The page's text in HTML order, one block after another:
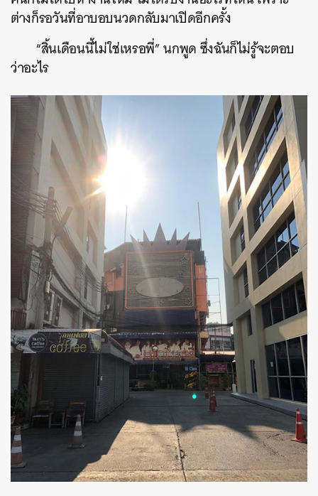
ต่างก็รอวันที่อาบอบนวดกลับมาเปิดอีกครั้ง
“สิ้นเดือนนี้ไม่ใช่เหรอพี่” นกพูด ซึ่งฉันก็ไม่รู้จะตอบ
ว่าอะไร